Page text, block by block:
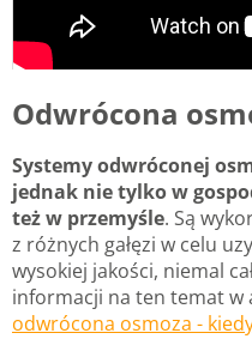
Odwrócona
Systemy odwróconej
jednak nie tylko w
też w przemyśle. Są
z różnych gałęzi w celu
wysokiej jakości, niemal
informacji na ten temat w
odwrócona osmoza -